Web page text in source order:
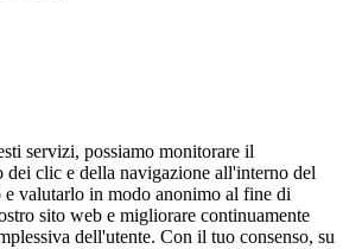
servizi, possiamo monitorare il
dei clic e della navigazione all'interno del
e valutarlo in modo anonimo al fine di
sito web e migliorare continuamente
dell'utente. Con il tuo consenso, su